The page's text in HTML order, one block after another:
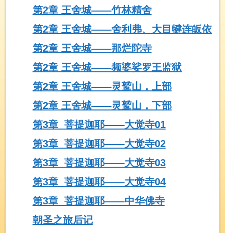
第2章 王舍城——竹林精舍
第2章 王舍城——舍利弗、大目犍连皈依
第2章 王舍城——那烂陀寺
第2章 王舍城——频婆娑罗王监狱
第2章 王舍城——灵鹫山，上部
第2章 王舍城——灵鹫山，下部
第3章 菩提迦耶——大觉寺01
第3章 菩提迦耶——大觉寺02
第3章 菩提迦耶——大觉寺03
第3章 菩提迦耶——大觉寺04
第3章 菩提迦耶——中华佛寺
朝圣之旅后记